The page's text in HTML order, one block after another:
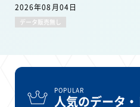
2026年08月04日
データ販売無し
POPULAR
人気のデータ